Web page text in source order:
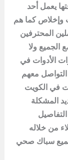
يعمل أحد
وإخلاص كما هم
المحترفين
الجميع ولا
الأدوات في
معهم
في الكويت
المشكلة
من خلاله
سباك صحي